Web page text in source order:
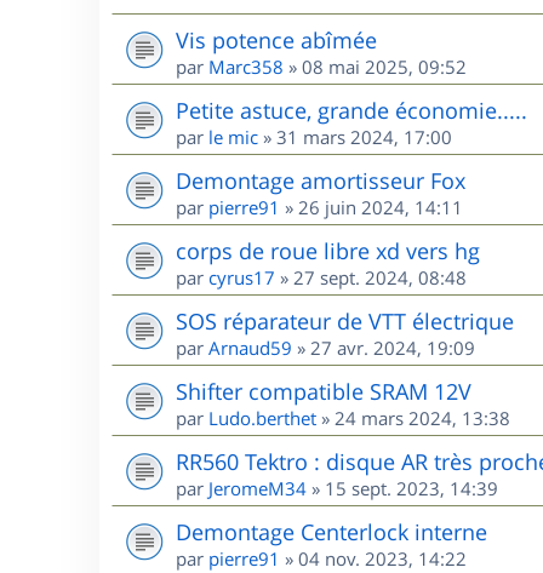
Vis potence abîmée
par Marc358 » 08 mai 2025, 09:52
Petite astuce, grande économie.....
par le mic » 31 mars 2024, 17:00
Demontage amortisseur Fox
par pierre91 » 26 juin 2024, 14:11
corps de roue libre xd vers hg
par cyrus17 » 27 sept. 2024, 08:48
SOS réparateur de VTT électrique
par Arnaud59 » 27 avr. 2024, 19:09
Shifter compatible SRAM 12V
par Ludo.berthet » 24 mars 2024, 13:38
RR560 Tektro : disque AR très
par JeromeM34 » 15 sept. 2023, 14:39
Demontage Centerlock interne
par pierre91 » 04 nov. 2023, 14:22